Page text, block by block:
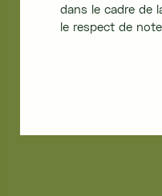
dans le cadre de
le respect de